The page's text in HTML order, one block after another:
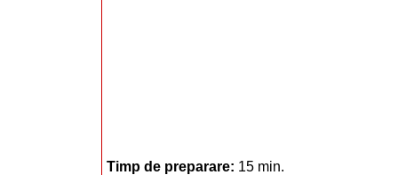
Timp de preparare: 15 min.